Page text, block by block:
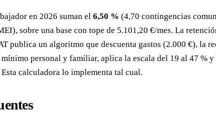
en 2026 suman el 6,50 % (4,70 contingencias
sobre una base con tope de 5.101,20 €/mes. La
publica un algoritmo que descuenta gastos (2.000 €), la
personal y familiar, aplica la escala del 19 al 47 %
calculadora lo implementa tal cual.